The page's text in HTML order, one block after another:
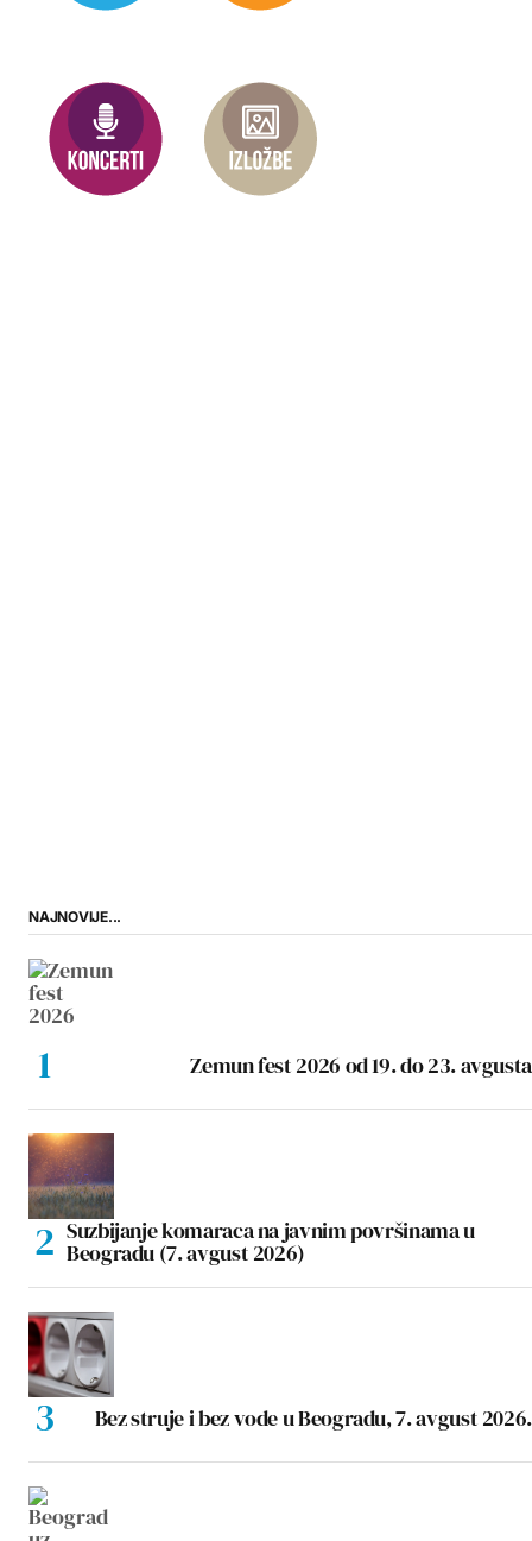
NAJNOVIJE...
Zemun fest 2026 od 19. do 23. avgusta
Suzbijanje komaraca na javnim površinama u
Beogradu (7. avgust 2026)
Bez struje i bez vode u Beogradu, 7. avgust 2026.